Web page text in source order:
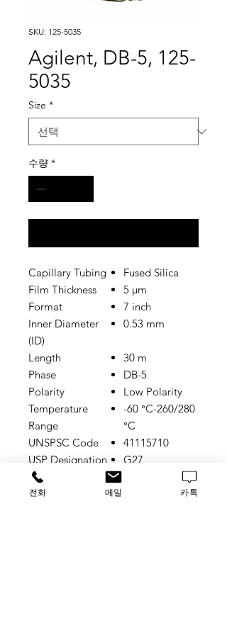
SKU: 125-5035
Agilent, DB-5, 125-
5035
Size *
수량 *
Capillary Tubing
Fused Silica
Film Thickness
5 µm
Format
7 inch
Inner Diameter
(ID)
0.53 mm
Length
30 m
Phase
DB-5
Polarity
Low Polarity
Temperature
Range
-60 °C-260/280
°C
UNSPSC Code
41115710
USP Designation
G27
전화 메일 카톡